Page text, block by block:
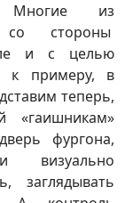
Многие из
со стороны
и с целью
к примеру, в
теперь,
«гаишникам»
фургона,
визуально
заглядывать